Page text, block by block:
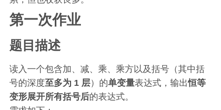
第一次作业
题目描述
读入一个包含加、减、乘、乘方以及括号（其中括
号的深度至多为 1 层）的单变量表达式，输出恒等
变形展开所有括号后的表达式。